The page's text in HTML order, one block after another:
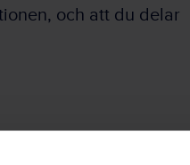
och att du delar